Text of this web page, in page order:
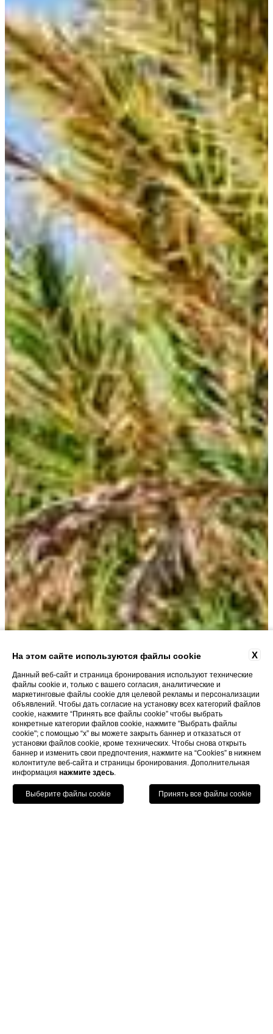
ЗАБРОНИРОВАТЬ
X
На этом сайте используются файлы cookie
Данный веб-сайт и страница бронирования используют технические
файлы cookie и, только с вашего согласия, аналитические и
маркетинговые файлы cookie для целевой рекламы и персонализации
объявлений. Чтобы дать согласие на установку всех категорий файлов
cookie, нажмите “Принять все файлы cookie” чтобы выбрать
конкретные категории файлов cookie, нажмите "Выбрать файлы
cookie"; с помощью “x” вы можете закрыть баннер и отказаться от
установки файлов cookie, кроме технических. Чтобы снова открыть
баннер и изменить свои предпочтения, нажмите на “Cookies” в нижнем
колонтитуле веб-сайта и страницы бронирования. Дополнительная
информация нажмите здесь.